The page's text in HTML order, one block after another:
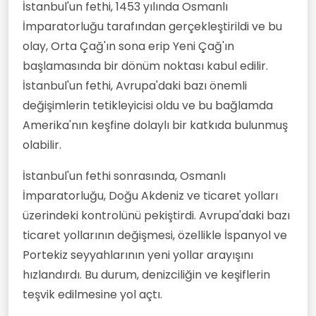
İstanbul'un fethi, 1453 yılında Osmanlı
İmparatorluğu tarafından gerçekleştirildi ve bu
olay, Orta Çağ'ın sona erip Yeni Çağ'ın
başlamasında bir dönüm noktası kabul edilir.
İstanbul'un fethi, Avrupa'daki bazı önemli
değişimlerin tetikleyicisi oldu ve bu bağlamda
Amerika'nın keşfine dolaylı bir katkıda bulunmuş
olabilir.
İstanbul'un fethi sonrasında, Osmanlı
İmparatorluğu, Doğu Akdeniz ve ticaret yolları
üzerindeki kontrolünü pekiştirdi. Avrupa'daki bazı
ticaret yollarının değişmesi, özellikle İspanyol ve
Portekiz seyyahlarının yeni yollar arayışını
hızlandırdı. Bu durum, denizciliğin ve keşiflerin
teşvik edilmesine yol açtı.